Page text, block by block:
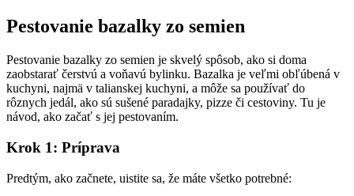
Pestovanie bazalky zo semien
Pestovanie bazalky zo semien je skvelý spôsob, ako si doma
zaobstarať čerstvú a voňavú bylinku. Bazalka je veľmi obľúbená v
kuchyni, najmä v talianskej kuchyni, a môže sa používať do
rôznych jedál, ako sú sušené paradajky, pizze či cestoviny. Tu je
návod, ako začať s jej pestovaním.
Krok 1: Príprava
Predtým, ako začnete, uistite sa, že máte všetko potrebné: